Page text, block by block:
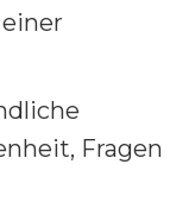
Fragen